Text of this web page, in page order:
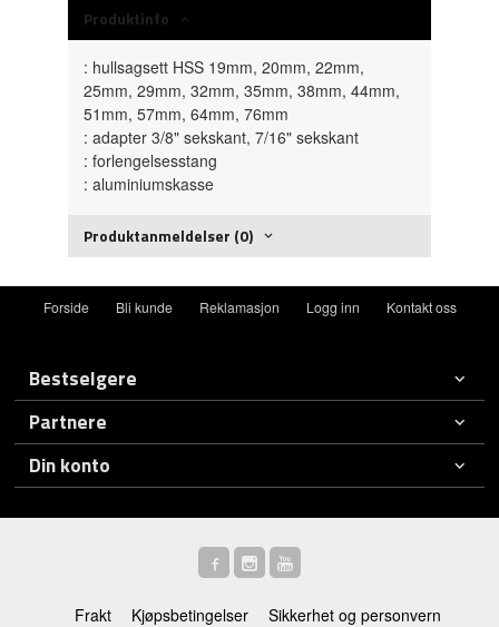
Produktinfo
: hullsagsett HSS 19mm, 20mm, 22mm,
25mm, 29mm, 32mm, 35mm, 38mm, 44mm,
51mm, 57mm, 64mm, 76mm
: adapter 3/8" sekskant, 7/16" sekskant
: forlengelsesstang
: aluminiumskasse
Produktanmeldelser (0)
Forside Bli kunde Reklamasjon Logg inn Kontakt oss
Bestselgere
Partnere
Din konto
Frakt Kjøpsbetingelser
Sikkerhet og personvern